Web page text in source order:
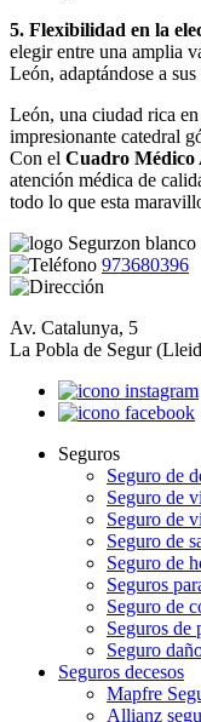
5. Flexibilidad en la
elegir entre una amplia
León, adaptándose a
León, una ciudad rica
impresionante catedral
Con el Cuadro Médico
atención médica de
todo lo que esta
973680396
Av. Catalunya, 5
La Pobla de Segur
Seguros
Seguro de
Seguro de
Seguro de
Seguro de
Seguro de
Seguros
Seguro de
Seguros de
Seguro
Seguros decesos
Mapfre
Allianz